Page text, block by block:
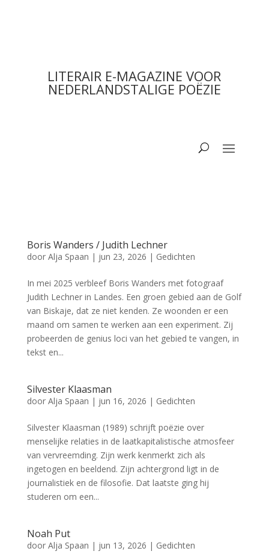
LITERAIR E-MAGAZINE VOOR
NEDERLANDSTALIGE POËZIE
Boris Wanders / Judith Lechner
door Alja Spaan | jun 23, 2026 | Gedichten
In mei 2025 verbleef Boris Wanders met fotograaf
Judith Lechner in Landes. Een groen gebied aan de Golf
van Biskaje, dat ze niet kenden. Ze woonden er een
maand om samen te werken aan een experiment. Zij
probeerden de genius loci van het gebied te vangen, in
tekst en...
Silvester Klaasman
door Alja Spaan | jun 16, 2026 | Gedichten
Silvester Klaasman (1989) schrijft poëzie over
menselijke relaties in de laatkapitalistische atmosfeer
van vervreemding. Zijn werk kenmerkt zich als
ingetogen en beeldend. Zijn achtergrond ligt in de
journalistiek en de filosofie. Dat laatste ging hij
studeren om een...
Noah Put
door Alja Spaan | jun 13, 2026 | Gedichten